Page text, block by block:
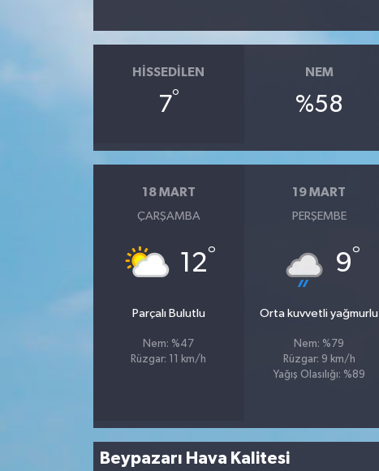
HISSEDILEN
7°
NEM
%58
18 MART
ÇARŞAMBA
12°
Parçalı Bulutlu
Nem: %47
Rüzgar: 11 km/h
19 MART
PERŞEMBE
9°
Orta kuvvetli yağmurlu
Nem: %79
Rüzgar: 9 km/h
Yağış Olasılığı: %89
Beypazarı Hava Kalitesi